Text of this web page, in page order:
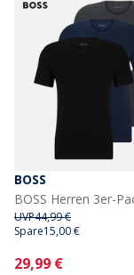
BOSS
UVP44,99 €
Spare15,00 €
Current
29,99 €